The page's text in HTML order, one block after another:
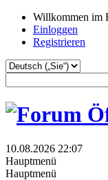
Willkommen im
Einloggen
Registrieren
10.08.2026 22:07
Hauptmenü
Hauptmenü